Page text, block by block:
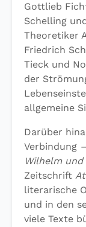
Gottlieb
Schelling
Theoretiker
Friedrich
Tieck und
der
allgemeine
Darüber
Verbindung
Wilhelm
Zeitschrift
literarische
und in den
viele Texte